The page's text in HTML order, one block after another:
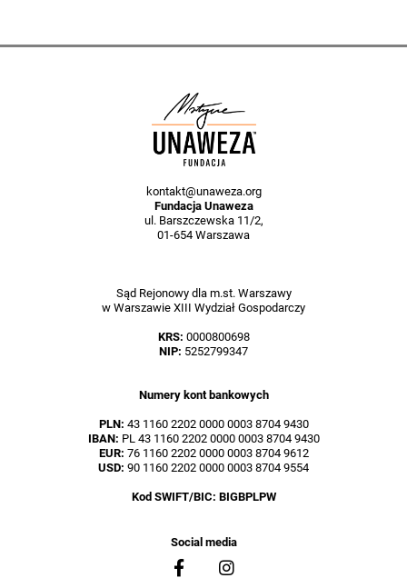
kontakt@unaweza.org
Fundacja Unaweza
ul. Barszczewska 11/2,
01-654 Warszawa
Sąd Rejonowy dla m.st. Warszawy
w Warszawie XIII Wydział Gospodarczy
KRS: 0000800698
NIP: 5252799347
Numery kont bankowych
PLN: 43 1160 2202 0000 0003 8704 9430
IBAN: PL 43 1160 2202 0000 0003 8704 9430
EUR: 76 1160 2202 0000 0003 8704 9612
USD: 90 1160 2202 0000 0003 8704 9554
Kod SWIFT/BIC: BIGBPLPW
Social media